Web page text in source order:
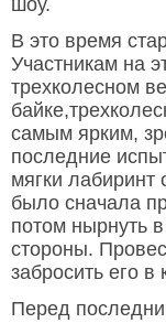
В это время
Участникам на
трехколесном
самым ярким,
последние
мягки
было сначала
потом нырнуть
стороны.
забросить его в
Перед